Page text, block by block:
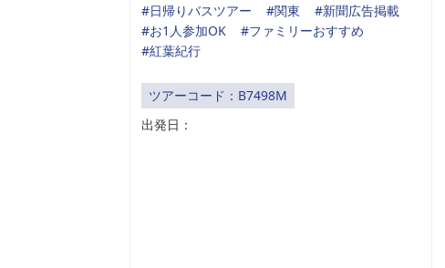
#日帰りバスツアー
#関東
#新聞広告掲載
#お1人参加OK
#ファミリーおすすめ
#紅葉紀行
ツアーコード：B7498M
出発日：